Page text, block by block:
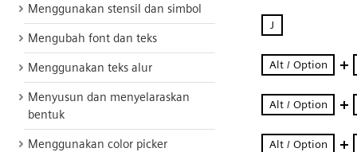
Menggunakan stensil dan simbol
Mengubah font dan teks
Menggunakan teks alur
Menyusun dan menyelaraskan
bentuk
Menggunakan color picker